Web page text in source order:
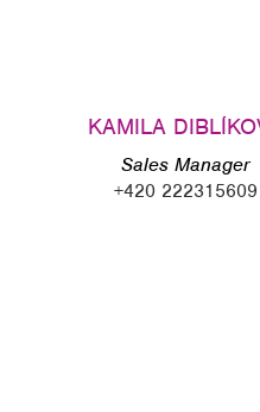
KAMILA
Sales Manager
+420 222315609